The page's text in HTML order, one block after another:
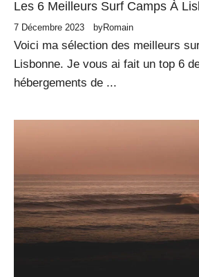
Les 6 Meilleurs Surf Camps À
7 Décembre 2023 byRomain
Voici ma sélection des meilleurs
Lisbonne. Je vous ai fait un top 6
hébergements de ...